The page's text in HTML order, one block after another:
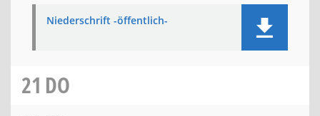
Niederschrift -öffentlich-
21 DO